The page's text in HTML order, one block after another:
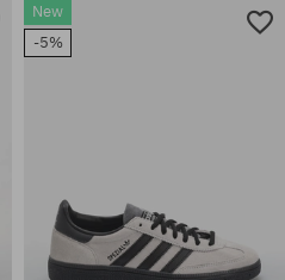
Mărimi existente:
42; 42 2/3; 43 1/3; 44; 44 2/3;
New
-5%